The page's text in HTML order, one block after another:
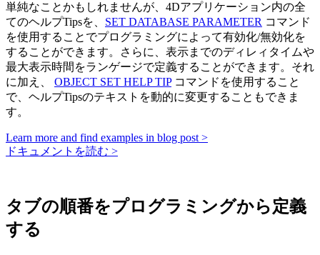
単純なことかもしれませんが、4Dアプリケーション内の全
てのヘルプTipsを、 SET DATABASE PARAMETER コマンド
を使用することでプログラミングによって有効化/無効化を
することができます。さらに、表示までのディレィタイムや
最大表示時間をランゲージで定義することができます。それ
に加え、 OBJECT SET HELP TIPコマンドを使用すること
で、ヘルプTipsのテキストを動的に変更することもできま
す。
Learn more and find examples in blog post >
ドキュメントを読む >
タブの順番をプログラミングから定義
する